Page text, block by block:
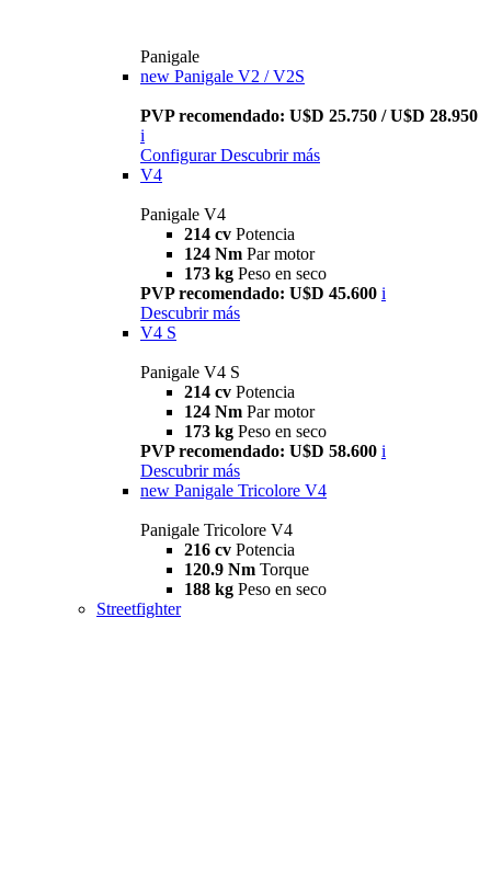
Panigale
new Panigale V2 / V2S
PVP recomendado: U$D 25.750 / U$D 28.950
i
Configurar Descubrir más
V4
Panigale V4
214 cv Potencia
124 Nm Par motor
173 kg Peso en seco
PVP recomendado: U$D 45.600 i
Descubrir más
V4 S
Panigale V4 S
214 cv Potencia
124 Nm Par motor
173 kg Peso en seco
PVP recomendado: U$D 58.600 i
Descubrir más
new Panigale Tricolore V4
Panigale Tricolore V4
216 cv Potencia
120.9 Nm Torque
188 kg Peso en seco
Streetfighter